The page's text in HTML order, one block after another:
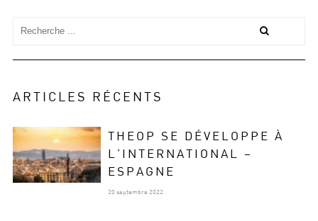
ARTICLES RÉCENTS
THEOP SE DÉVELOPPE À
L’INTERNATIONAL –
ESPAGNE
20 septembre 2022